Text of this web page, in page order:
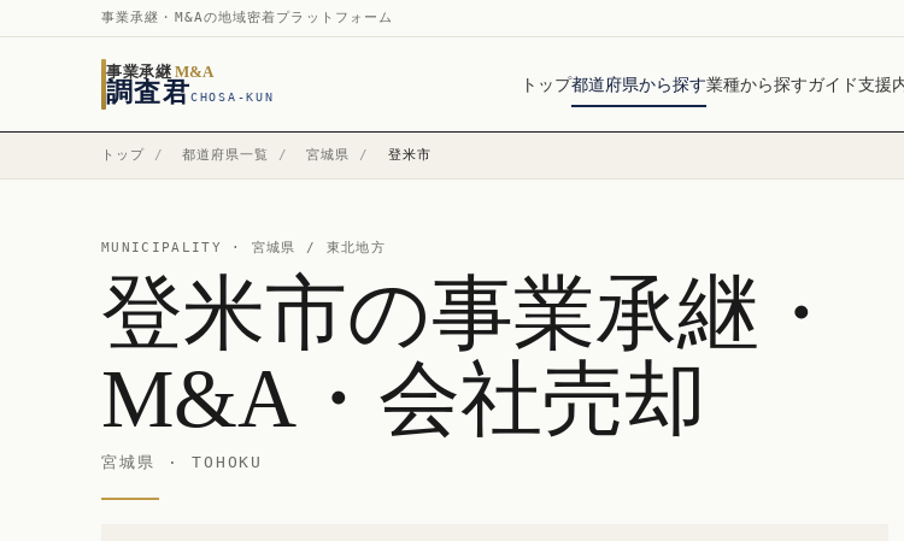
事業承継・M&Aの地域密着プラットフォーム
事業承継 M&A
調査君CHOSA-KUN
トップ都道府県から探す業種から探すガイド支援
トップ / 都道府県一覧 / 宮城県 / 登米市
MUNICIPALITY · 宮城県 / 東北地方
登米市の事業承継・
M&A・会社売却
宮城県 · TOHOKU